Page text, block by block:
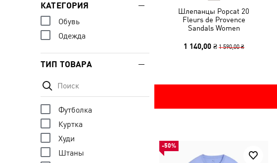
Шлепанцы Popcat 20
Fleurs de Provence
Sandals Women
1 140,00 ₴ 1 590,00 ₴
-50%
КАТЕГОРИЯ
Обувь
Одежда
ТИП ТОВАРА
Футболка
Куртка
Худи
Штаны